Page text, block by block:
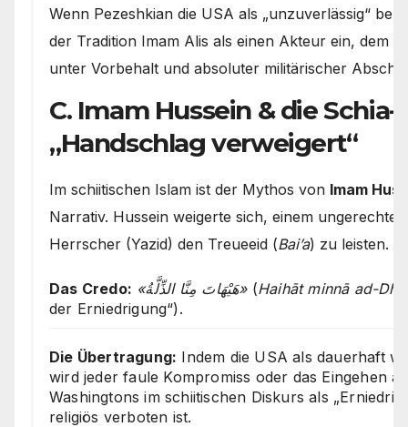
Wenn Pezeshkian die USA als „unzuverlässig“
der Tradition Imam Alis als einen Akteur ein, dem
unter Vorbehalt und absoluter militärischer
C. Imam Hussein & die
„Handschlag verweigert“
Im schiitischen Islam ist der Mythos von Imam
Narrativ. Hussein weigerte sich, einem
Herrscher (Yazid) den Treueeid (Bai’a) zu leisten.
Das Credo: «هَيْهَاتَ مِنَّا الذِّلَّةُ»(Haihāt minnā ad-
der Erniedrigung“).
Die Übertragung: Indem die USA als dauerhaft
wird jeder faule Kompromiss oder das Eingehen
Washingtons im schiitischen Diskurs als
religiös verboten ist.